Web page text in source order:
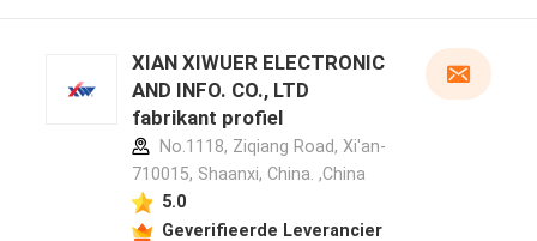
XIAN XIWUER ELECTRONIC
AND INFO. CO., LTD
fabrikant profiel
No.1118, Ziqiang Road, Xi'an-
710015, Shaanxi, China. ,China
5.0
Geverifieerde Leverancier